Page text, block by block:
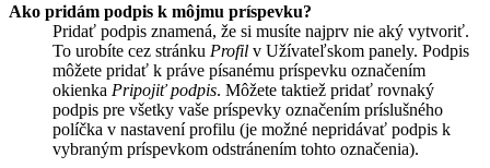
Ako pridám podpis k môjmu príspevku?
Pridať podpis znamená, že si musíte najprv nie aký vytvoriť.
To urobíte cez stránku Profil v Užívateľskom panely. Podpis
môžete pridať k práve písanému príspevku označením
okienka Pripojiť podpis. Môžete taktiež pridať rovnaký
podpis pre všetky vaše príspevky označením príslušného
políčka v nastavení profilu (je možné nepridávať podpis k
vybraným príspevkom odstránením tohto označenia).